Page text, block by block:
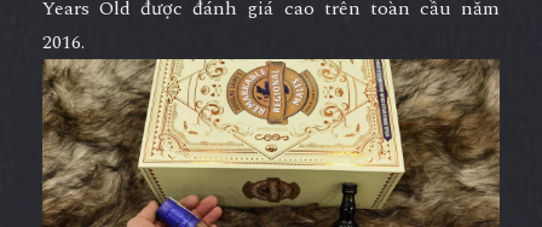
Years Old được đánh giá cao trên toàn cầu năm
2016.